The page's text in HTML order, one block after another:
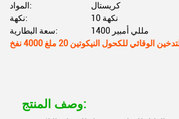
المواد:
كريستال
نكهة:
10 نكهة
سعة البطارية:
1400 مللي أمبير
الوقائي للكحول النيكوتين 20 ملغ 4000 نفخ
وصف المنتج: